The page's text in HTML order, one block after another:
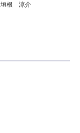
垣根 涼介